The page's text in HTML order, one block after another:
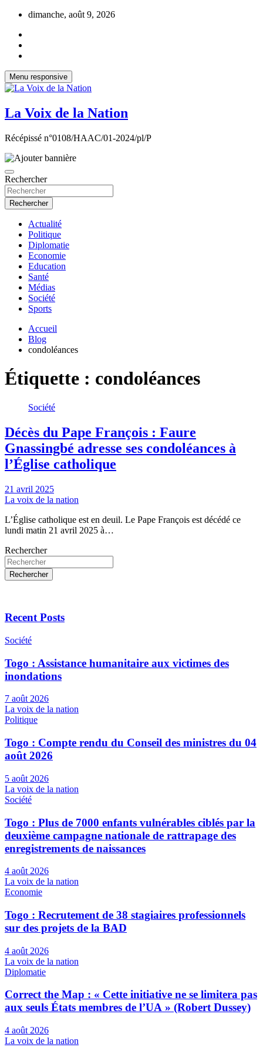
Aller
contenu
dimanche, août 9, 2026
Menu responsive
La Voix de la Nation
Récépissé n°0108/HAAC/01-2024/pl/P
Rechercher
Rechercher
Actualité
Politique
Diplomatie
Economie
Education
Santé
Médias
Société
Sports
Accueil
Blog
condoléances
Étiquette : condoléances
Société
Décès du Pape François : Faure
Gnassingbé adresse ses condoléances à
l’Église catholique
21 avril 2025
La voix de la nation
L’Église catholique est en deuil. Le Pape François est décédé ce
lundi matin 21 avril 2025 à…
Rechercher
Rechercher
Recent Posts
Société
Togo : Assistance humanitaire aux victimes des
inondations
7 août 2026
La voix de la nation
Politique
Togo : Compte rendu du Conseil des ministres du 04
août 2026
5 août 2026
La voix de la nation
Société
Togo : Plus de 7000 enfants vulnérables ciblés par la
deuxième campagne nationale de rattrapage des
enregistrements de naissances
4 août 2026
La voix de la nation
Economie
Togo : Recrutement de 38 stagiaires professionnels
sur des projets de la BAD
4 août 2026
La voix de la nation
Diplomatie
Correct the Map : « Cette initiative ne se limitera pas
aux seuls États membres de l’UA » (Robert Dussey)
4 août 2026
La voix de la nation